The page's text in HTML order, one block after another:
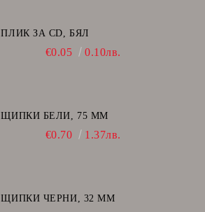
ПЛИК ЗА CD, БЯЛ
€0.05 0.10лв.
ЩИПКИ БЕЛИ, 75 ММ
€0.70 1.37лв.
ЩИПКИ ЧЕРНИ, 32 ММ